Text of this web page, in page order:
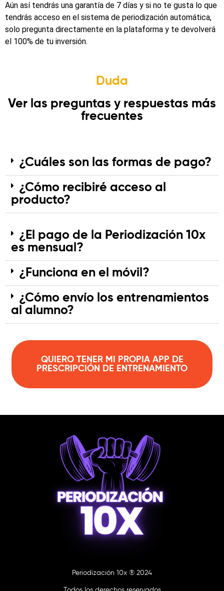
Aún así tendrás una garantía de 7 días y si no te gusta lo que
tendrás acceso en el sistema de periodización automática,
solo pregunta directamente en la plataforma y te devolverá
el 100% de tu inversión.
Duda
Ver las preguntas y respuestas más
frecuentes
¿Cuáles son las formas de pago?
¿Cómo recibiré acceso al
producto?
¿El pago de la Periodización 10x
es mensual?
¿Funciona en el móvil?
¿Cómo envío los entrenamientos
al alumno?
QUIERO TENER MI PROPIA APP DE
PRESCRIPCIÓN DE ENTRENAMIENTO
Periodización 10x ® 2024